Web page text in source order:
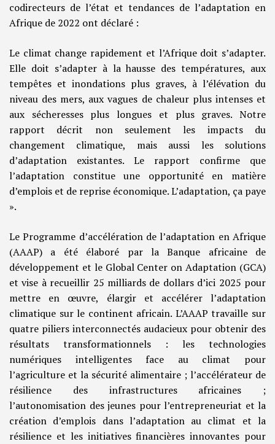
codirecteurs de l’état et tendances de l’adaptation en
Afrique de 2022 ont déclaré :
Le climat change rapidement et l’Afrique doit s’adapter.
Elle doit s’adapter à la hausse des températures, aux
tempêtes et inondations plus graves, à l’élévation du
niveau des mers, aux vagues de chaleur plus intenses et
aux sécheresses plus longues et plus graves. Notre
rapport décrit non seulement les impacts du
changement climatique, mais aussi les solutions
d’adaptation existantes. Le rapport confirme que
l’adaptation constitue une opportunité en matière
d’emplois et de reprise économique. L’adaptation, ça paye
».
Le Programme d’accélération de l’adaptation en Afrique
(AAAP) a été élaboré par la Banque africaine de
développement et le Global Center on Adaptation (GCA)
et vise à recueillir 25 milliards de dollars d’ici 2025 pour
mettre en œuvre, élargir et accélérer l’adaptation
climatique sur le continent africain. L’AAAP travaille sur
quatre piliers interconnectés audacieux pour obtenir des
résultats transformationnels : les technologies
numériques intelligentes face au climat pour
l’agriculture et la sécurité alimentaire ; l’accélérateur de
résilience des infrastructures africaines ;
l’autonomisation des jeunes pour l’entrepreneuriat et la
création d’emplois dans l’adaptation au climat et la
résilience et les initiatives financières innovantes pour